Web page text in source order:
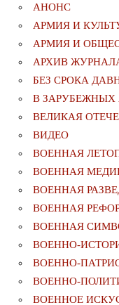
АНОНС
АРМИЯ И
АРМИЯ И
АРХИВ
БЕЗ СРОКА
В ЗАРУБЕЖНЫХ
ВЕЛИКАЯ
ВИДЕО
ВОЕННАЯ
ВОЕННАЯ
ВОЕННАЯ
ВОЕННАЯ
ВОЕННАЯ
ВОЕННО-
ВОЕННО-
ВОЕННО-
ВОЕННОЕ